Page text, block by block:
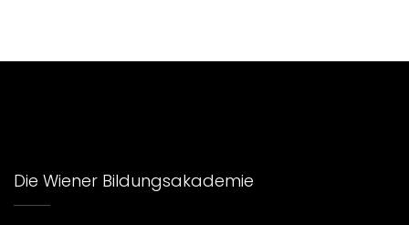
Die Wiener Bildungsakademie